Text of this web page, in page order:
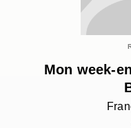
Mon week-